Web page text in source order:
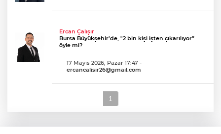
Ercan Çalışır
Bursa Büyükşehir’de, "2 bin kişi işten çıkarılıyor”
öyle mi?
17 Mayıs 2026, Pazar 17:47 -
ercancalisir26@gmail.com
1